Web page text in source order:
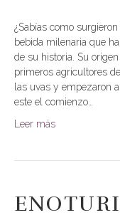
¿Sabías como
bebida milenaria que
de su historia. Su
primeros agricultores
las uvas y empezaron
este el comienzo…
Leer más